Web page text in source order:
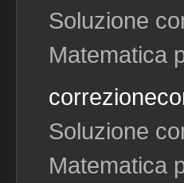
Soluzione
Matematica
Soluzione
Matematica